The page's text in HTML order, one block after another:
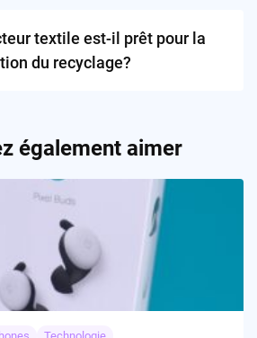
textile est-il prêt pour la
du recyclage?
également aimer